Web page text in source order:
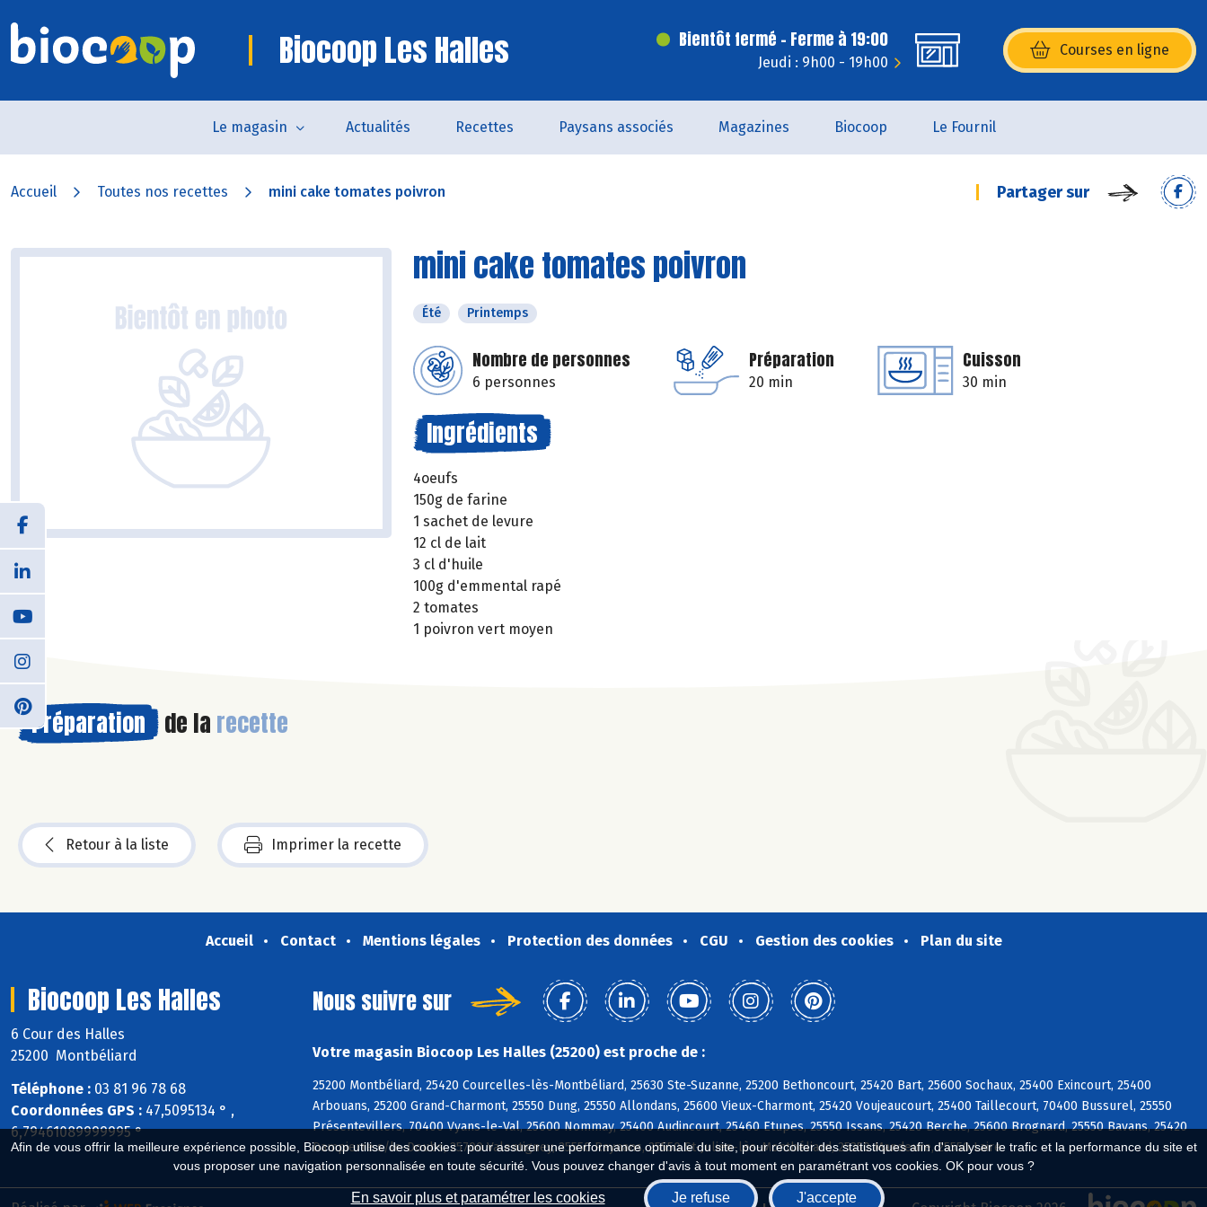
Afin de vous offrir la meilleure expérience possible, Biocoop utilise des cookies : pour assurer une performance optimale du site, pour récolter des statistiques afin d'analyser le trafic et la performance du site et
vous proposer une navigation personnalisée en toute sécurité. Vous pouvez changer d'avis à tout moment en paramétrant vos cookies. OK pour vous ?
En savoir plus et paramétrer les cookies Je refuse J'accepte
Biocoop Les Halles Bientôt fermé - Ferme à 19:00
Jeudi : 9h00 - 19h00
Courses en ligne
(s’ouvre dans une nouvelle
Le magasin Actualités Recettes Paysans associés Magazines Biocoop Le Fournil
Accueil Toutes nos recettes mini cake tomates poivron Partager sur
mini cake tomates poivron
Été Printemps
Nombre de personnes
6 personnes
Préparation
20 min
Cuisson
30 min
Ingrédients
4oeufs
150g de farine
1 sachet de levure
12 cl de lait
3 cl d'huile
100g d'emmental rapé
2 tomates
1 poivron vert moyen
Préparation de la recette
Retour à la liste Imprimer la recette
Accueil Contact Mentions légales Protection des données CGU Gestion des cookies Plan du site
Biocoop Les Halles
6 Cour des Halles
25200 Montbéliard
Téléphone : 03 81 96 78 68
Coordonnées GPS : 47,5095134 ° ,
6,79461089999995 °
Nous suivre sur
Votre magasin Biocoop Les Halles (25200) est proche de :
25200 Montbéliard, 25420 Courcelles-lès-Montbéliard, 25630 Ste-Suzanne, 25200 Bethoncourt, 25420 Bart, 25600 Sochaux, 25400 Exincourt, 25400
Arbouans, 25200 Grand-Charmont, 25550 Dung, 25550 Allondans, 25600 Vieux-Charmont, 25420 Voujeaucourt, 25400 Taillecourt, 70400 Bussurel, 25550
Présentevillers, 70400 Vyans-le-Val, 25600 Nommay, 25400 Audincourt, 25460 Etupes, 25550 Issans, 25420 Berche, 25600 Brognard, 25550 Bavans, 25420
Dampierre s/le-Doubs, 25700 Valentigney, 25550 Raynans, 25550 St-Julien-lès-Montbéliard, 25350 Mandeure, 25550 Laire